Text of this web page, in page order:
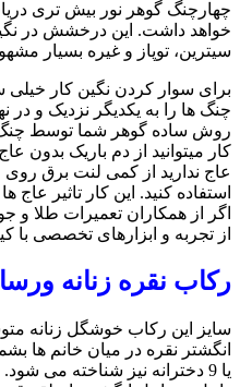
چهارچنگ گوهر نور بیش تری
خواهد داشت. این درخشش در
سیترین، توپاز و غیره بسیار
برای سوار کردن نگین کار خیلی
چنگ ها را به یکدیگر نزدیک و در
روش ساده گوهر شما توسط
کار میتوانید از دم باریک بدون
عاج ندارید از کمی لنت برق
استفاده کنید. این کار تاثیر عاج
اگر از همکاران تعمیرات طلا و
از تجربه و ابزارهای تخصصی با
رکاب نقره زنانه
سایز این رکاب خوشگل زنانه
یا 9 دخترانه نیز شناخته می